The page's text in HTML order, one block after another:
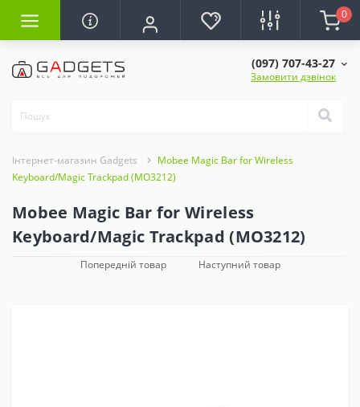
0
(097) 707-43-27
Замовити дзвінок
Інтернет-магазин Gadgets
Mobee Magic Bar for Wireless
Keyboard/Magic Trackpad (MO3212)
Mobee Magic Bar for Wireless
Keyboard/Magic Trackpad (MO3212)
Попередній товар Наступний товар